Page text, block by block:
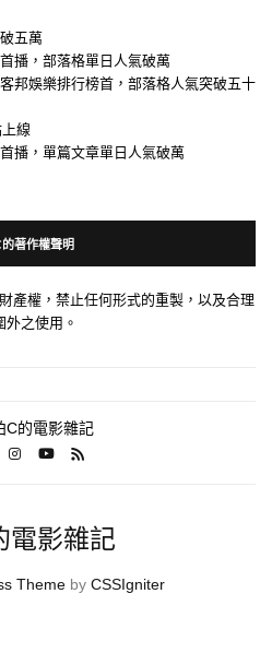
五萬
播，部落格單日人氣破萬
邦娛樂排行榜首，部落格人氣突破五十
線
播，單篇文章單日人氣破萬
著作權聲明
產權，禁止任何形式的重製，以及合理
外之使用。
C的電影雜記
電影雜記
Themeby CSSIgniter